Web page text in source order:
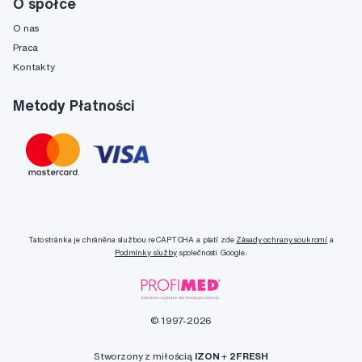
O spółce
O nas
Praca
Kontakty
Metody Płatności
Tato stránka je chráněna službou reCAPTCHA a platí zde Zásady ochrany soukromí a
Podmínky službyspolečnosti Google.
© 1997-2026
Stworzony z miłością IZON + 2FRESH